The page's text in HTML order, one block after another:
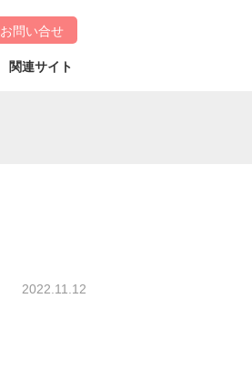
お問い合せ
関連サイト
2022.11.12